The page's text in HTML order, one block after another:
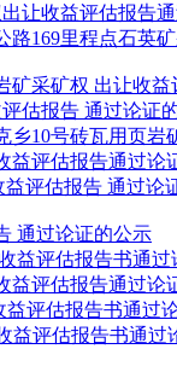
出让收益评估报告
路169里程点石英
矿采矿权 出让收益
估报告 通过论证
乡10号砖瓦用页岩
益评估报告通过论
益评估报告 通过论
通过论证的公示
益评估报告书通过
益评估报告通过论
益评估报告书通过
益评估报告书通过